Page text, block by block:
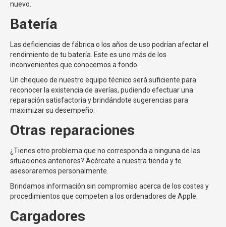
nuevo.
Batería
Las deficiencias de fábrica o los años de uso podrían afectar el
rendimiento de tu batería. Este es uno más de los
inconvenientes que conocemos a fondo.
Un chequeo de nuestro equipo técnico será suficiente para
reconocer la existencia de averías, pudiendo efectuar una
reparación satisfactoria y brindándote sugerencias para
maximizar su desempeño.
Otras reparaciones
¿Tienes otro problema que no corresponda a ninguna de las
situaciones anteriores? Acércate a nuestra tienda y te
asesoraremos personalmente.
Brindamos información sin compromiso acerca de los costes y
procedimientos que competen a los ordenadores de Apple.
Cargadores